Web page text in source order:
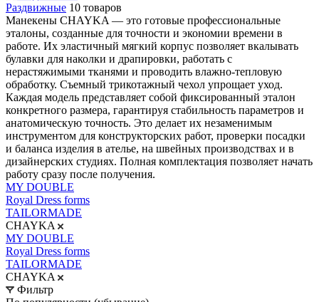
Раздвижные 10 товаров
Манекены CHAYKA — это готовые профессиональные
эталоны, созданные для точности и экономии времени в
работе. Их эластичный мягкий корпус позволяет вкалывать
булавки для наколки и драпировки, работать с
нерастяжимыми тканями и проводить влажно-тепловую
обработку. Съемный трикотажный чехол упрощает уход.
Каждая модель представляет собой фиксированный эталон
конкретного размера, гарантируя стабильность параметров и
анатомическую точность. Это делает их незаменимым
инструментом для конструкторских работ, проверки посадки
и баланса изделия в ателье, на швейных производствах и в
дизайнерских студиях. Полная комплектация позволяет начать
работу сразу после получения.
MY DOUBLE
Royal Dress forms
TAILORMADE
CHAYKA
MY DOUBLE
Royal Dress forms
TAILORMADE
CHAYKA
Фильтр